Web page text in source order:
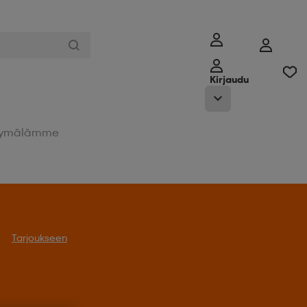
Kirjaudu
Tarjoukseen